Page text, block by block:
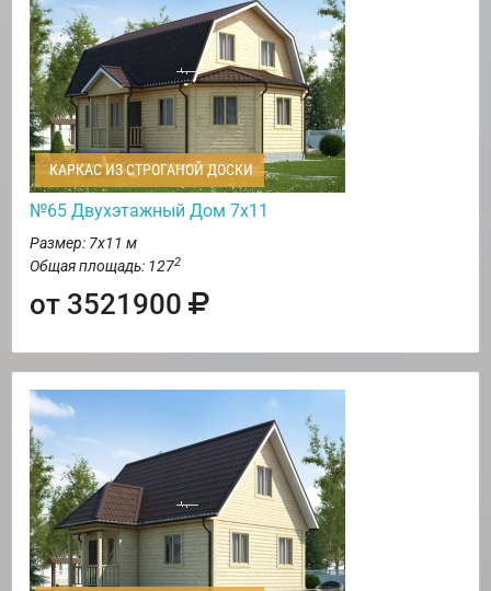
КАРКАС ИЗ СТРОГАНОЙ ДОСКИ
№65 Двухэтажный Дом 7х11
Размер: 7х11 м
Общая площадь: 1272
от 3521900